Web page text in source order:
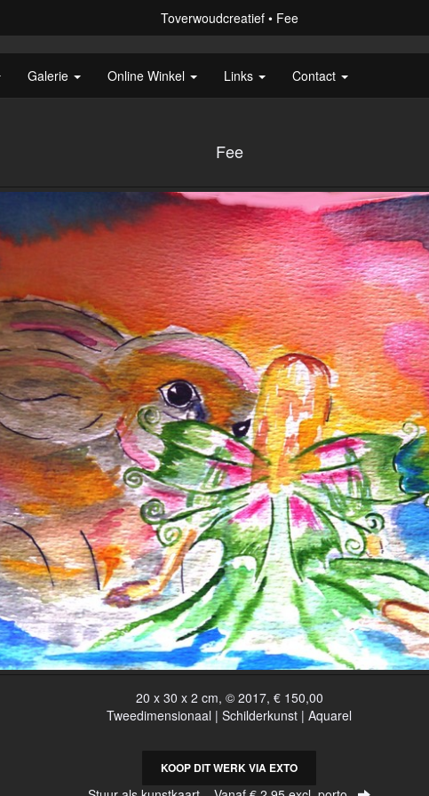
Toverwoudcreatief Fee
Galerie Online Winkel Links Contact
Fee
20 x 30 x 2 cm, © 2017, € 150,00
Tweedimensionaal | Schilderkunst | Aquarel
KOOP DIT WERK VIA EXTO